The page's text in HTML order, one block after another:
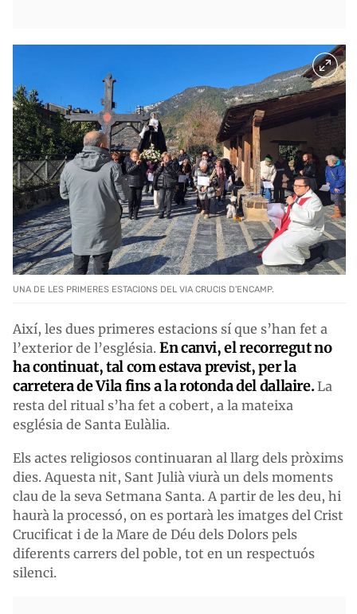
UNA DE LES PRIMERES ESTACIONS DEL VIA CRUCIS D'ENCAMP.
Així, les dues primeres estacions sí que s’han fet a
l’exterior de l’església. En canvi, el recorregut no
ha continuat, tal com estava previst, per la
carretera de Vila fins a la rotonda del dallaire.La
resta del ritual s’ha fet a cobert, a la mateixa
església de Santa Eulàlia.
Els actes religiosos continuaran al llarg dels pròxims
dies. Aquesta nit, Sant Julià viurà un dels moments
clau de la seva Setmana Santa. A partir de les deu, hi
haurà la processó, on es portarà les imatges del Crist
Crucificat i de la Mare de Déu dels Dolors pels
diferents carrers del poble, tot en un respectuós
silenci.